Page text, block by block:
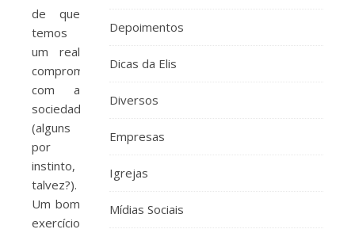
de que
temos
um real
compromisso
com a
sociedade
(alguns
por
instinto,
talvez?).
Um bom
exercício
Depoimentos
Dicas da Elis
Diversos
Empresas
Igrejas
Mídias Sociais